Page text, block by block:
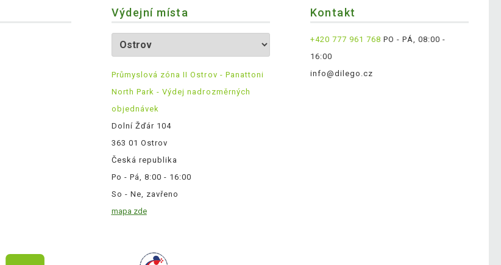
Výdejní místa
Průmyslová zóna II Ostrov - Panattoni
North Park - Výdej nadrozměrných
objednávek
Dolní Žďár 104
363 01 Ostrov
Česká republika
Po - Pá, 8:00 - 16:00
So - Ne, zavřeno
mapa zde
Kontakt
+420 777 961 768 PO - PÁ, 08:00 -
16:00
info@dilego.cz